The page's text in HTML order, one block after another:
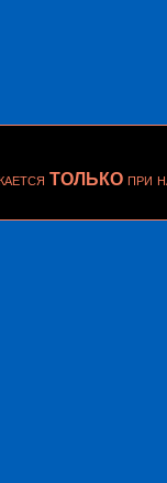
ТОЛЬКО при